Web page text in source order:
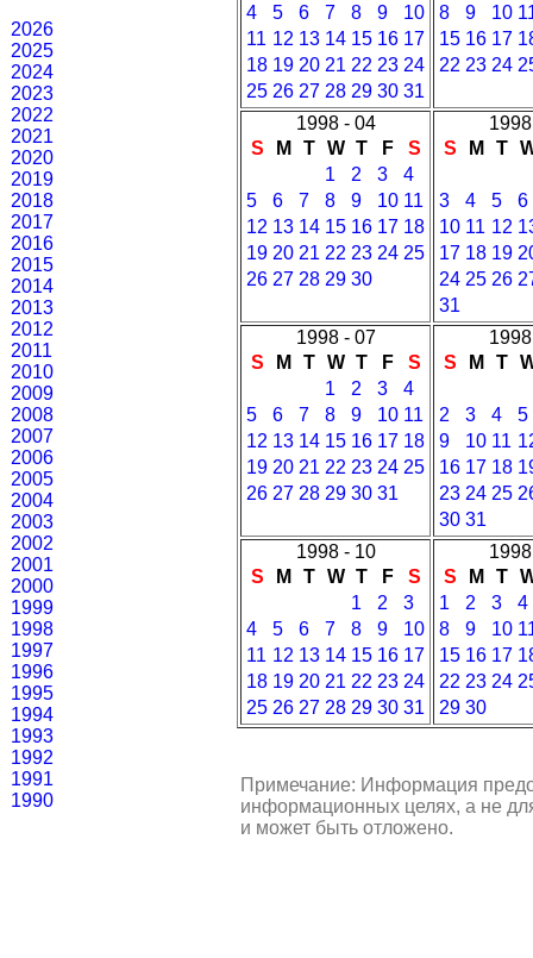
2026
2025
2024
2023
2022
2021
2020
2019
2018
2017
2016
2015
2014
2013
2012
2011
2010
2009
2008
2007
2006
2005
2004
2003
2002
2001
2000
1999
1998
1997
1996
1995
1994
1993
1992
1991
1990
4
5 6 7 8 9
10
11 12 13 14 15 16 17
18 19 20 21 22 23 24
25 26 27 28 29 30 31
8
9 10
15 16 17
22 23 24
1998 - 04
S
M T W T F
S
1
2 3
4
5
6 7 8 9 10 11
12 13 14 15 16 17 18
19 20 21 22 23 24 25
26 27 28 29 30
S
M T
3 4 5
6
10 11 12
17 18 19
24 25 26
31
1998 - 07
S
M T W T F
S
1
2 3
4
5
6 7 8 9 10 11
12 13 14 15 16 17 18
19 20 21 22 23 24 25
26 27 28 29 30 31
S
M T
2 3 4
5
9
10 11
16 17 18
23 24 25
30 31
1998 - 10
S
M T W T F
S
1
2
3
4
5 6 7 8 9
10
11 12 13 14 15 16 17
18 19 20 21 22 23 24
25 26 27 28 29 30 31
S
M T
1
2 3
4
8
9 10
15 16 17
22 23 24
29 30
Примечание: Информация
информационных целях, а не
и может быть отложено.